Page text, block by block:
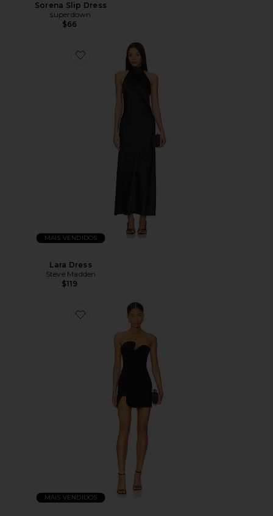
Sorena Slip Dress
superdown
$66
MAIS VENDIDOS
Lara Dress
Steve Madden
$119
MAIS VENDIDOS